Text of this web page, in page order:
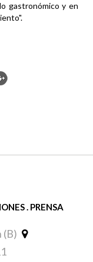
gastronómico y en
. PRENSA
(B)